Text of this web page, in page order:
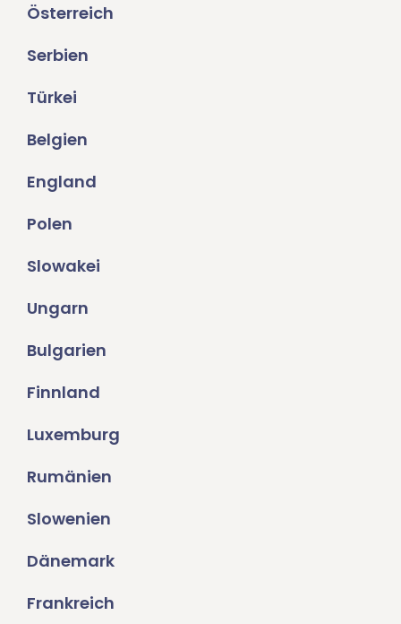
Österreich
Serbien
Türkei
Belgien
England
Polen
Slowakei
Ungarn
Bulgarien
Finnland
Luxemburg
Rumänien
Slowenien
Dänemark
Frankreich